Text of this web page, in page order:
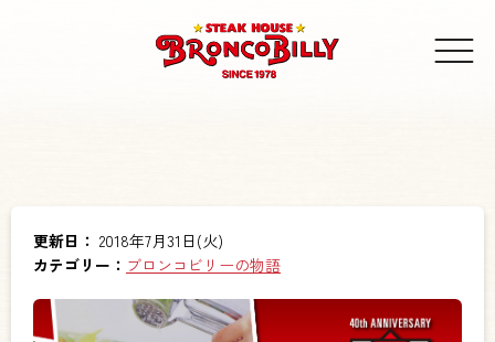
更新日： 2018年7月31日(火)
カテゴリー： ブロンコビリーの物語